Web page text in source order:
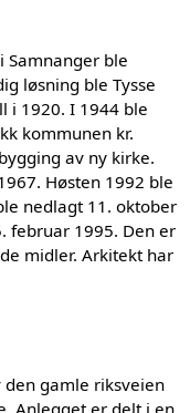
Samnanger ble
løsning ble Tysse
i 1920. I 1944 ble
kommunen kr.
av ny kirke.
Høsten 1992 ble
nedlagt 11. oktober
februar 1995. Den er
midler. Arkitekt har
den gamle riksveien
Anlegget er delt i en